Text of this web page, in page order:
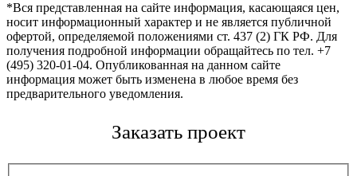
*Вся представленная на сайте информация, касающаяся цен,
носит информационный характер и не является публичной
офертой, определяемой положениями ст. 437 (2) ГК РФ. Для
получения подробной информации обращайтесь по тел. +7
(495) 320-01-04. Опубликованная на данном сайте
информация может быть изменена в любое время без
предварительного уведомления.
Заказать проект